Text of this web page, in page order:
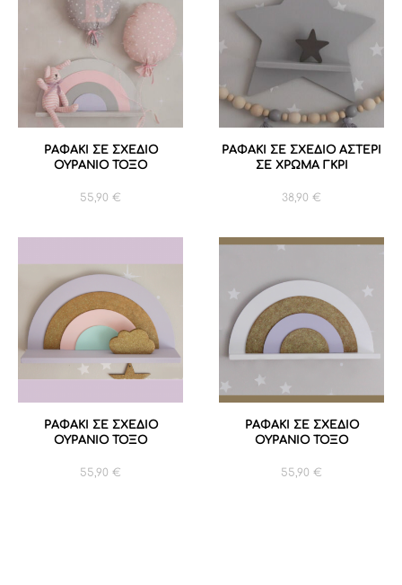
ΡΑΦΑΚΙ ΣΕ ΣΧΕΔΙΟ
ΟΥΡΑΝΙΟ ΤΟΞΟ
55,90 €
ΡΑΦΑΚΙ ΣΕ ΣΧΕΔΙΟ ΑΣΤΕΡΙ
ΣΕ ΧΡΩΜΑ ΓΚΡΙ
38,90 €
ΡΑΦΑΚΙ ΣΕ ΣΧΕΔΙΟ
ΟΥΡΑΝΙΟ ΤΟΞΟ
55,90 €
ΡΑΦΑΚΙ ΣΕ ΣΧΕΔΙΟ
ΟΥΡΑΝΙΟ ΤΟΞΟ
55,90 €